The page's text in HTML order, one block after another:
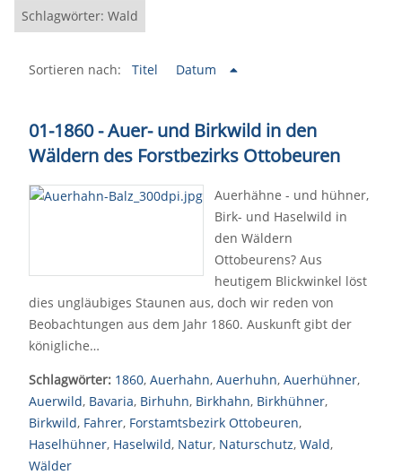
Schlagwörter: Wald
Sortieren nach: Titel Datum
01-1860 - Auer- und Birkwild in den
Wäldern des Forstbezirks Ottobeuren
Auerhähne - und hühner,
Birk- und Haselwild in
den Wäldern
Ottobeurens? Aus
heutigem Blickwinkel löst
dies ungläubiges Staunen aus, doch wir reden von
Beobachtungen aus dem Jahr 1860. Auskunft gibt der
königliche…
Schlagwörter: 1860, Auerhahn, Auerhuhn, Auerhühner,
Auerwild, Bavaria, Birhuhn, Birkhahn, Birkhühner,
Birkwild, Fahrer, Forstamtsbezirk Ottobeuren,
Haselhühner, Haselwild, Natur, Naturschutz, Wald,
Wälder